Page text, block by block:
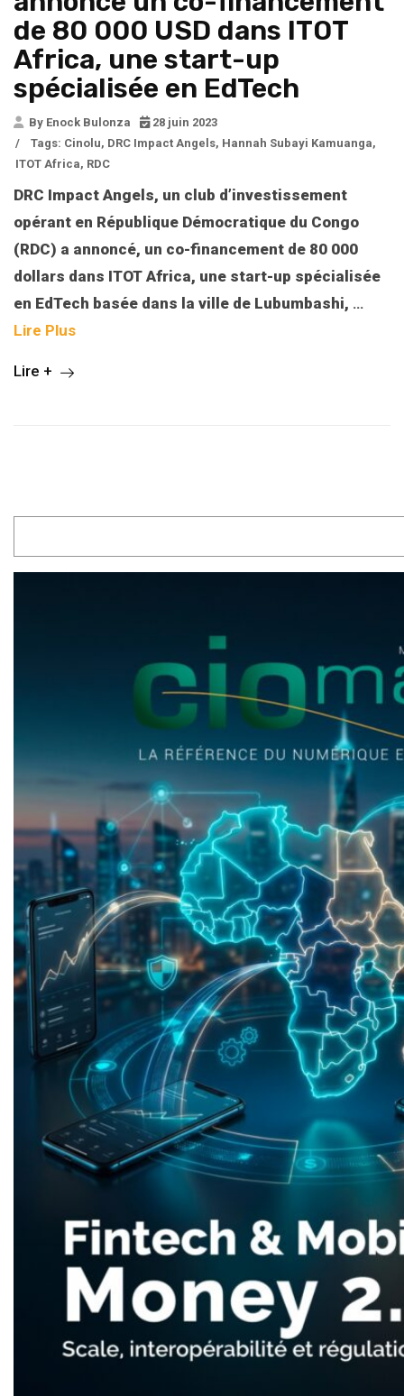
de 80 000 USD dans ITOT
Africa, une start-up
spécialisée en EdTech
By Enock Bulonza
28 juin 2023
/
Tags: Cinolu, DRC Impact Angels, Hannah Subayi Kamuanga,
ITOT Africa, RDC
DRC Impact Angels, un club d’investissement
opérant en République Démocratique du Congo
(RDC) a annoncé, un co-financement de 80 000
dollars dans ITOT Africa, une start-up spécialisée
en EdTech basée dans la ville de Lubumbashi, …
Lire Plus
Lire +